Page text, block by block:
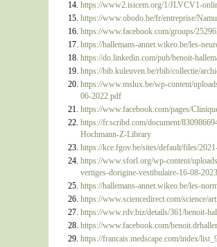
https://www2.isicem.org/1/JLVCV1-
https://www.obodo.be/fr/entreprise/
https://www.facebook.com/groups/
https://hallemans-annet.wikeo.be/les-
https://do.linkedin.com/pub/benoit-
https://bib.kuleuven.be/rbib/collectie/
https://www.mslux.be/wp-content/
06-2022.pdf
https://www.facebook.com/pages/
https://fr.scribd.com/document/
Hochmann-Z-Library
https://kce.fgov.be/sites/default/files/
https://www.sforl.org/wp-content/
vertiges-dorigine-vestibulaire-16-08-
https://hallemans-annet.wikeo.be/les-
https://www.sciencedirect.com/science/
https://www.rdv.biz/details/361/benoit-
https://www.facebook.com/
https://francais.medscape.com/index/